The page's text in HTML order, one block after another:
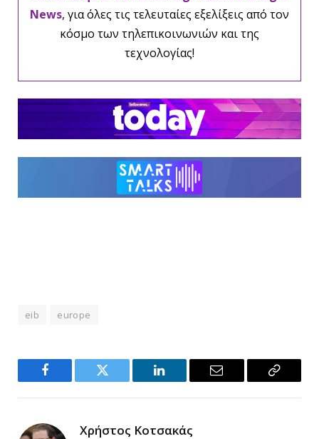
News, για όλες τις τελευταίες εξελίξεις από τον
κόσμο των τηλεπικοινωνιών και της
τεχνολογίας!
eib europe
Facebook Twitter LinkedIn Email
Copy
Χρήστος Κοτσακάς